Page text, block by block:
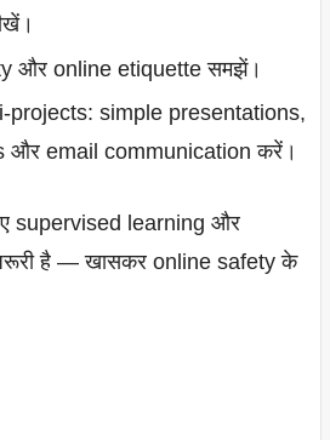
और online etiquette समझें।
projects: simple presentations,
और email communication करें।
supervised learning और
है — खासकर online safety के